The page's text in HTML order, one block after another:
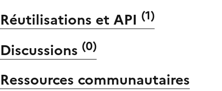
Réutilisations et API (1)
Discussions (0)
Ressources communautaires